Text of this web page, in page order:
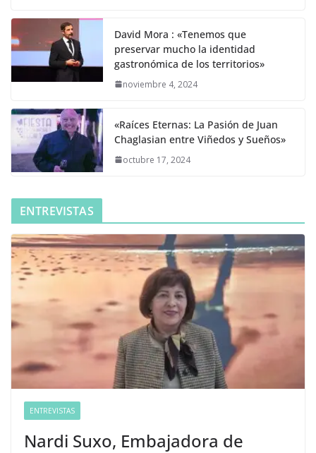
David Mora : «Tenemos que
preservar mucho la identidad
gastronómica de los territorios»
noviembre 4, 2024
«Raíces Eternas: La Pasión de Juan
Chaglasian entre Viñedos y Sueños»
octubre 17, 2024
ENTREVISTAS
ENTREVISTAS
Nardi Suxo, Embajadora de